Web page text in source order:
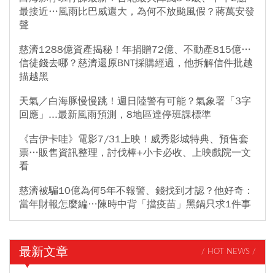
最接近…風雨比巴威還大，為何不放颱風假？蔣萬安發
聲
慈濟1288億資產揭秘！年捐贈72億、不動產815億…
信徒錢去哪？慈濟還原BNT採購經過，他拆解信件批越
描越黑
天氣／白海豚慢慢跳！週日陸警有可能？氣象署「3字
回應」...最新風雨預測，8地區達停班課標準
《吉伊卡哇》電影7/31上映！威秀影城特典、預售套
票…販售資訊整理，討伐棒+小卡必收、上映戲院一文
看
慈濟被騙10億為何5年不報警、錢找到才認？他好奇：
當年財報怎麼編…陳時中背「擋疫苗」黑鍋只求1件事
最新文章 / HOT NEWS /